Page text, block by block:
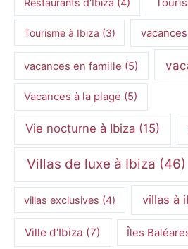
Tourisme à Ibiza (3)
vacances en famille (5)
Vacances à la plage (5)
Vie nocturne à Ibiza (15)
Villas de luxe à Ibiza (46)
villas exclusives (4) villas à
Ville d'Ibiza (7) Îles